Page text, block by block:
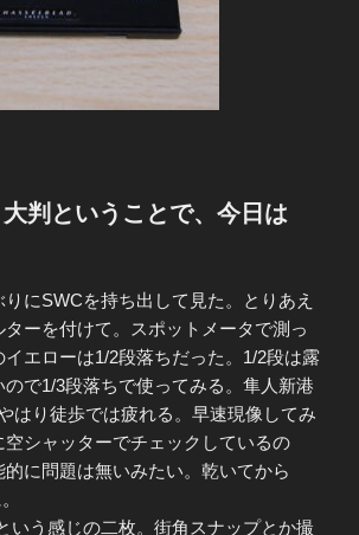
判ということで、今日は
にSWCを持ち出して見た。とりあえ
ーを付けて。スポットメータで測っ
エローは1/2段落ちだった。1/2段は露
で1/3段落ちで使ってみる。隼人新港
はり徒歩では疲れる。早速現像してみ
空シャッターでチェックしているの
に問題は無いみたい。乾いてから
いう感じの二枚。街角スナップとか撮